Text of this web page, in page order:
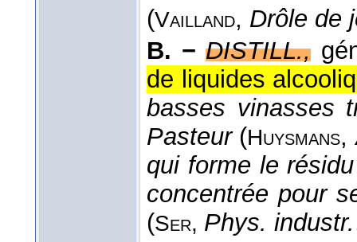
(Vailland, Drôle de
B. − DISTILL.,
de liquides
basses vinasses
Pasteur(Huysmans,
qui forme le
concentrée pour
(Ser, Phys. industr.